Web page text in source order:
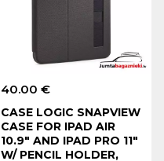
40.00 €
CASE LOGIC SNAPVIEW
CASE FOR IPAD AIR
10.9" AND IPAD PRO 11"
W/ PENCIL HOLDER,